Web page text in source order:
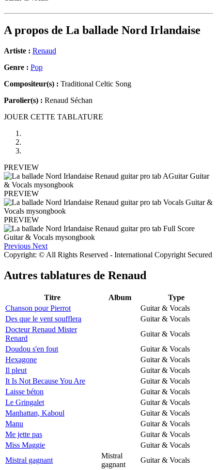
A propos de La ballade Nord Irlandaise
Artiste : Renaud
Genre : Pop
Compositeur(s) : Traditional Celtic Song
Parolier(s) : Renaud Séchan
JOUER CETTE TABLATURE
PREVIEW
PREVIEW
PREVIEW
Previous Next
Copyright: © All Rights Reserved - International Copyright Secured
Autres tablatures de Renaud
Titre Album
Type
Chanson pour Pierrot
Guitar & Vocals
Des que le vent soufflera
Guitar & Vocals
Docteur Renaud Mister
Renard
Guitar & Vocals
Doudou s'en fout
Guitar & Vocals
Hexagone
Guitar & Vocals
Il pleut
Guitar & Vocals
It Is Not Because You Are
Guitar & Vocals
Laisse béton
Guitar & Vocals
Le Gringalet
Guitar & Vocals
Manhattan, Kaboul
Guitar & Vocals
Manu
Guitar & Vocals
Me jette pas
Guitar & Vocals
Miss Maggie
Guitar & Vocals
Mistral gagnant
Mistral
gagnant
Guitar & Vocals